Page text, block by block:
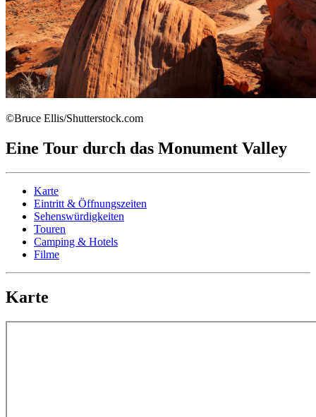
©Bruce Ellis/Shutterstock.com
Eine Tour durch das Monument Valley
Karte
Eintritt & Öffnungszeiten
Sehenswürdigkeiten
Touren
Camping & Hotels
Filme
Karte